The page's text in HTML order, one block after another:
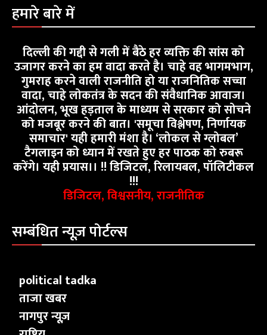
हमारे बारे में
दिल्ली की गद्दी से गली में बैठे हर व्यक्ति की सांस को
उजागर करने का हम वादा करते है। चाहे वह भागमभाग,
गुमराह करने वाली राजनीति हो या राजनितिक सच्चा
वादा, चाहे लोकतंत्र के सदन की संवैधानिक आवाज।
आंदोलन, भूख हड़ताल के माध्यम से सरकार को सोचने
को मजबूर करने की बात। 'समूचा विश्लेषण, निर्णायक
समाचार' यही हमारी मंशा है। ‘लोकल से ग्लोबल’
टैगलाइन को ध्यान में रखते हुए हर पाठक को रुबरू
करेंगे। यही प्रयास।। !! डिजिटल, रिलायबल, पॉलिटीकल
!!!
डिजिटल, विश्वसनीय, राजनीतिक
सम्बंधित न्यूज़ पोर्टल्स
political tadka
ताजा खबर
नागपुर न्यूज़